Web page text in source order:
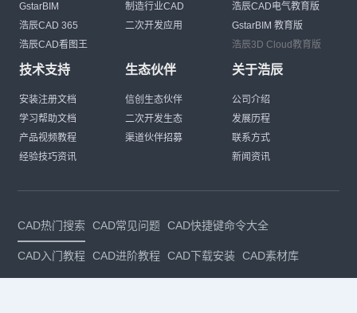
GstarBIM
浩辰CAD 365
浩辰CAD看图王
制造行业CAD
二次开发应用
浩辰CAD电气教育版
GstarBIM 教育版
浩辰3D Cloud教育版
技术支持
安装注册文档
学习帮助文档
产品视频教程
经验技巧资讯
生态伙伴
信创生态伙伴
二次开发生态
渠道伙伴招募
关于浩辰
公司介绍
发展历程
联系方式
新闻资讯
CAD热门搜索 CAD常见问题 CAD快捷键命令大全
CAD入门教程 CAD进阶教程 CAD下载安装 CAD素材库